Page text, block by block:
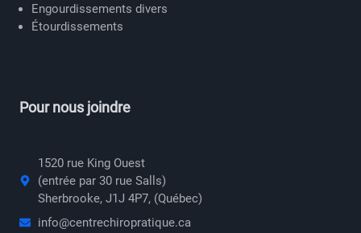
Engourdissements divers
Étourdissements
Pour nous joindre
1520 rue King Ouest
(entrée par 30 rue Salls)
Sherbrooke, J1J 4P7, (Québec)
info@centrechiropratique.ca